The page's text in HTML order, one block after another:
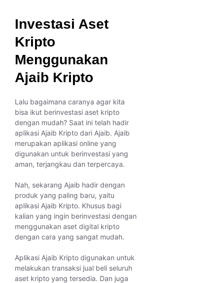
Investasi Aset
Kripto
Menggunakan
Ajaib Kripto
Lalu bagaimana caranya agar kita
bisa ikut berinvestasi aset kripto
dengan mudah? Saat ini telah hadir
aplikasi Ajaib Kripto dari Ajaib. Ajaib
merupakan aplikasi online yang
digunakan untuk berinvestasi yang
aman, terjangkau dan terpercaya.
Nah, sekarang Ajaib hadir dengan
produk yang paling baru, yaitu
aplikasi Ajaib Kripto. Khusus bagi
kalian yang ingin berinvestasi dengan
menggunakan aset digital kripto
dengan cara yang sangat mudah.
Aplikasi Ajaib Kripto digunakan untuk
melakukan transaksi jual beli seluruh
aset kripto yang tersedia. Dan juga